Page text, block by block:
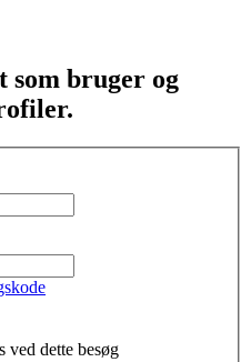
bruger og
ved dette besøg